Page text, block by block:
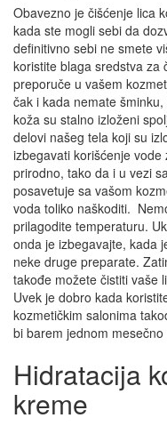
Obavezno je čišćenje lica
kada ste mogli sebi da
definitivno sebi ne smete
koristite blaga sredstva za
preporuče u vašem
čak i kada nemate
koža su stalno izloženi
delovi našeg tela koji su
izbegavati korišćenje
prirodno, tako da i u vezi
posavetuje sa vašom
voda toliko naškoditi.
prilagodite temperaturu.
onda je izbegavajte, kada
neke druge preparate.
takođe možete čistiti vaše
Uvek je dobro kada
kozmetičkim salonima
bi barem jednom
Hidratacija
kreme